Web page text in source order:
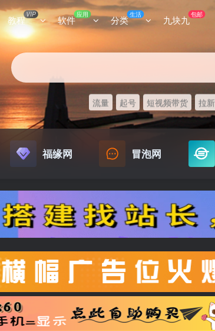
教程VIP 软件 应用 分类生活 九块九包邮
流量 起号 短视频带货 拉新
福缘网 冒泡网